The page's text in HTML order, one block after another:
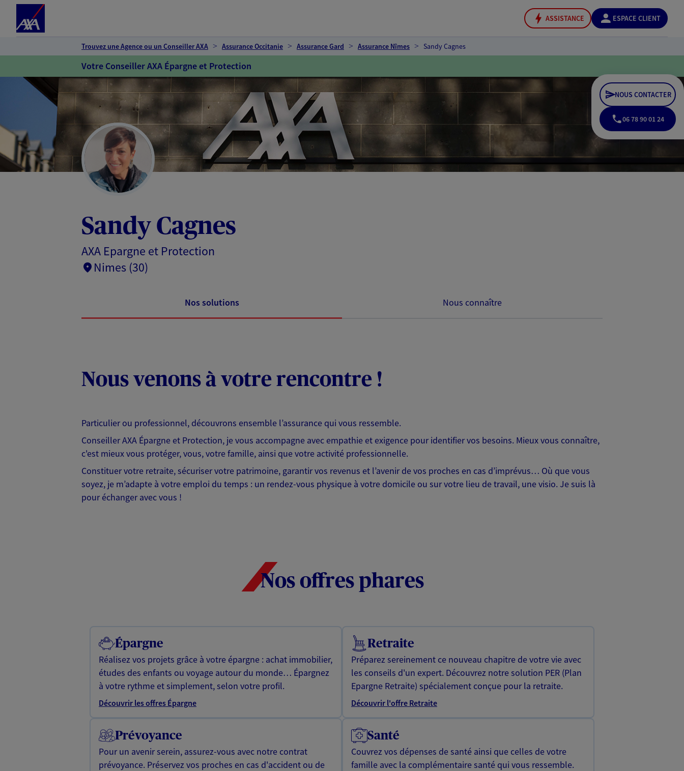
ASSISTANCE ESPACE CLIENT
Trouvez une Agence ou un Conseiller AXA Assurance Occitanie Assurance Gard Assurance Nîmes Sandy Cagnes
Votre Conseiller AXA Épargne et Protection
Sandy Cagnes
AXA Epargne et Protection
Nimes (30)
NOUS CONTACTER
06 78 90 01 24
Nos solutions Nous connaître
Nous venons à votre rencontre !
Particulier ou professionnel, découvrons ensemble l’assurance qui vous ressemble.
Conseiller AXA Épargne et Protection, je vous accompagne avec empathie et exigence pour identifier vos besoins. Mieux vous connaître,
c'est mieux vous protéger, vous, votre famille, ainsi que votre activité professionnelle.
Constituer votre retraite, sécuriser votre patrimoine, garantir vos revenus et l’avenir de vos proches en cas d’imprévus… Où que vous
soyez, je m’adapte à votre emploi du temps : un rendez-vous physique à votre domicile ou sur votre lieu de travail, une visio. Je suis là
pour échanger avec vous !
Nos offres phares
Épargne
Réalisez vos projets grâce à votre épargne : achat immobilier,
études des enfants ou voyage autour du monde… Épargnez
à votre rythme et simplement, selon votre profil.
Découvrir les offres Épargne
Retraite
Préparez sereinement ce nouveau chapitre de votre vie avec
les conseils d'un expert. Découvrez notre solution PER (Plan
Epargne Retraite) spécialement conçue pour la retraite.
Découvrir l'offre Retraite
Prévoyance
Pour un avenir serein, assurez-vous avec notre contrat
prévoyance. Préservez vos proches en cas d'accident ou de
Santé
Couvrez vos dépenses de santé ainsi que celles de votre
famille avec la complémentaire santé qui vous ressemble.